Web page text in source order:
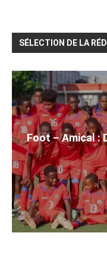
SÉLECTION DE LA
Foot – Amical :